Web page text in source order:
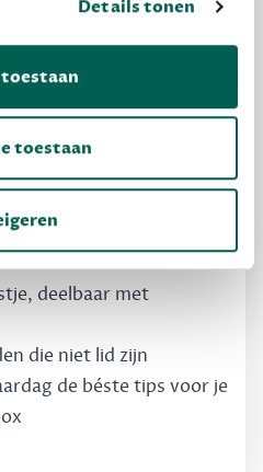
Details tonen
toestaan
voor jou en je
gratis in
jouw smaak, die je
deelbaar met
die niet lid zijn
de béste tips voor je